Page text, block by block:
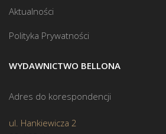
Aktualności
Polityka Prywatności
WYDAWNICTWO BELLONA
Adres do korespondencji
ul. Hankiewicza 2